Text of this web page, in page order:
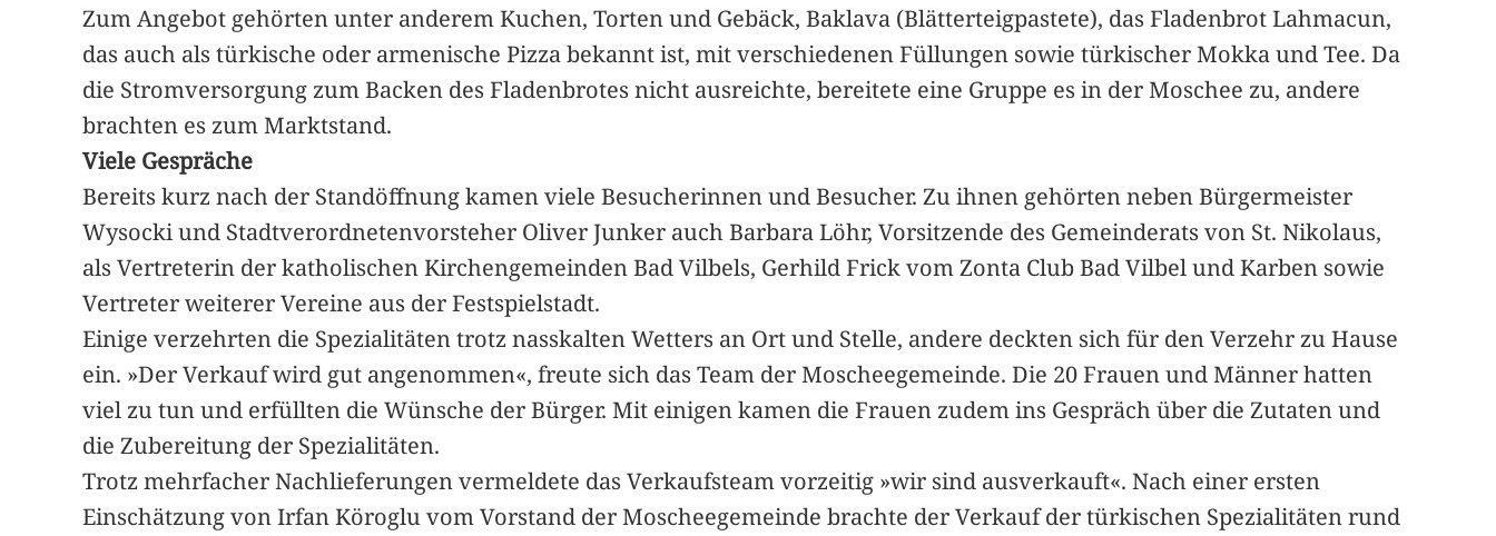
Zum Angebot gehörten unter anderem Kuchen, Torten und Gebäck, Baklava (Blätterteigpastete), das Fladenbrot Lahmacun,
das auch als türkische oder armenische Pizza bekannt ist, mit verschiedenen Füllungen sowie türkischer Mokka und Tee. Da
die Stromversorgung zum Backen des Fladenbrotes nicht ausreichte, bereitete eine Gruppe es in der Moschee zu, andere
brachten es zum Marktstand.
Viele Gespräche
Bereits kurz nach der Standöffnung kamen viele Besucherinnen und Besucher. Zu ihnen gehörten neben Bürgermeister
Wysocki und Stadtverordnetenvorsteher Oliver Junker auch Barbara Löhr, Vorsitzende des Gemeinderats von St. Nikolaus,
als Vertreterin der katholischen Kirchengemeinden Bad Vilbels, Gerhild Frick vom Zonta Club Bad Vilbel und Karben sowie
Vertreter weiterer Vereine aus der Festspielstadt.
Einige verzehrten die Spezialitäten trotz nasskalten Wetters an Ort und Stelle, andere deckten sich für den Verzehr zu Hause
ein. »Der Verkauf wird gut angenommen«, freute sich das Team der Moscheegemeinde. Die 20 Frauen und Männer hatten
viel zu tun und erfüllten die Wünsche der Bürger. Mit einigen kamen die Frauen zudem ins Gespräch über die Zutaten und
die Zubereitung der Spezialitäten.
Trotz mehrfacher Nachlieferungen vermeldete das Verkaufsteam vorzeitig »wir sind ausverkauft«. Nach einer ersten
Einschätzung von Irfan Köroglu vom Vorstand der Moscheegemeinde brachte der Verkauf der türkischen Spezialitäten rund